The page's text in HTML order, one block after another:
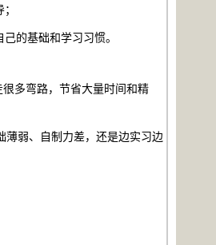
的基础和学习习惯。
多弯路，节省大量时间和精
弱、自制力差，还是边实习边